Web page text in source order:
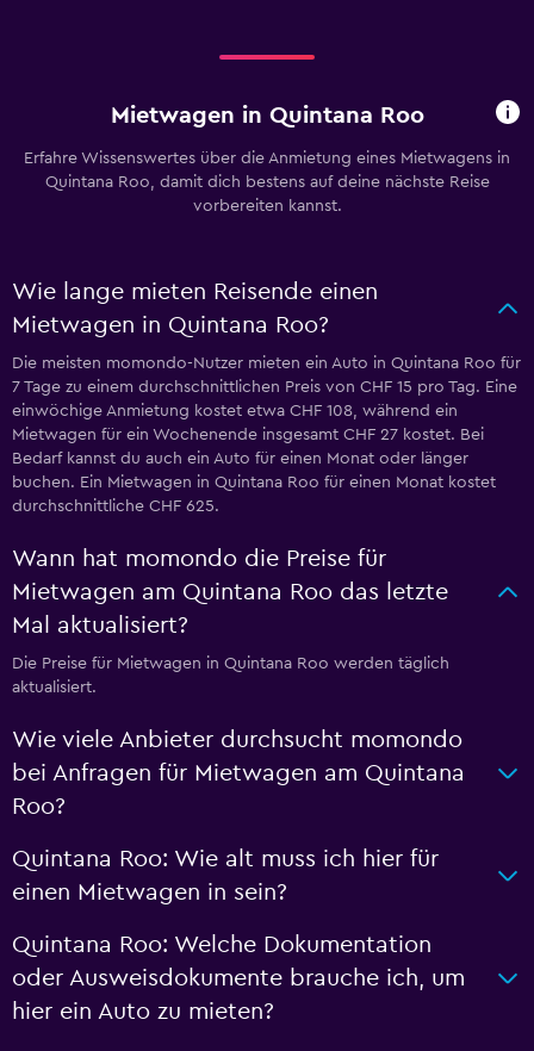
Mietwagen in Quintana Roo
Erfahre Wissenswertes über die Anmietung eines Mietwagens in
Quintana Roo, damit dich bestens auf deine nächste Reise
vorbereiten kannst.
Wie lange mieten Reisende einen
Mietwagen in Quintana Roo?
Die meisten momondo-Nutzer mieten ein Auto in Quintana Roo für
7 Tage zu einem durchschnittlichen Preis von CHF 15 pro Tag. Eine
einwöchige Anmietung kostet etwa CHF 108, während ein
Mietwagen für ein Wochenende insgesamt CHF 27 kostet. Bei
Bedarf kannst du auch ein Auto für einen Monat oder länger
buchen. Ein Mietwagen in Quintana Roo für einen Monat kostet
durchschnittliche CHF 625.
Wann hat momondo die Preise für
Mietwagen am Quintana Roo das letzte
Mal aktualisiert?
Die Preise für Mietwagen in Quintana Roo werden täglich
aktualisiert.
Wie viele Anbieter durchsucht momondo
bei Anfragen für Mietwagen am Quintana
Roo?
Quintana Roo: Wie alt muss ich hier für
einen Mietwagen in sein?
Quintana Roo: Welche Dokumentation
oder Ausweisdokumente brauche ich, um
hier ein Auto zu mieten?